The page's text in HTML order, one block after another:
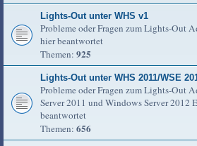
Lights-Out unter WHS v1
Probleme oder Fragen zum Lights-Out
hier beantwortet
Themen: 925
Lights-Out unter WHS 2011/WSE
Probleme oder Fragen zum Lights-Out
Server 2011 und Windows Server 2012
beantwortet
Themen: 656